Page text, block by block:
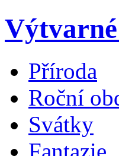
Příroda
Roční
Svátky
Fantazie